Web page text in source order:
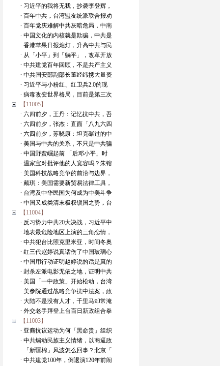
· 习近平的我将无我，抄袭李登辉，
· 百年中共，台湾盟友统派联合报劝
· 百年党庆难解中共灰暗危局，中南
· 中国文化的内核就是欺骗，中共是
· 香港苹果日报熄灯，升高中共与民
· 从「小平」到「躺平」，改革开放
· 中共建党百年回顾，不是共产主义
· 中共国安部副部长董经纬携大量资
· 习近平与小粉红、红卫兵2.0的现
· 病毒改变世界格局，目前是第三次
【11005】
· 六四前夕，王丹：记忆抗中共，吾
· 六四前夕，张杰：直面「八九六四
· 六四前夕，苏晓康：坦克碾过的中
· 美国与中共的关系，不只是中共骗
· 中国野蛮崛起前 「后邓小平」时
· 温家宝对批评他的人宽容吗？朱镕
· 美国科技战略竞争的前沿与边界，
· 戴琪：美国需要新贸易法律工具，
· 台湾及中华民国为何成为中美斗争
· 中国又成类清末极权锁国之势，台
【11004】
· 反习势力中共20大决战，习近平中
· 地表最危险地区上演的三角恋情，
· 中共犯台比照克里米亚，时间冬奥
· 红三代赵婷说真话伤了中国玻璃心
· 中国用行动证明赵婷说的话是真的
· 封杀左派电影无依之地，证明中共
· 美国「一中政策」开始松动，台湾
· 美参院通过战略竞争抗中法案，政
· 大陆不是没有人才，千里马却常淹
· 外交老手拜登上台百日新政组合拳
【11003】
· 亚裔抗议运动为何「黑命贵」组织
· 中共煽动民族主义情绪，以商逼政
· 「新疆棉」风波怎么回事？北京「
· 中共建党100年，倒退演120年前闹